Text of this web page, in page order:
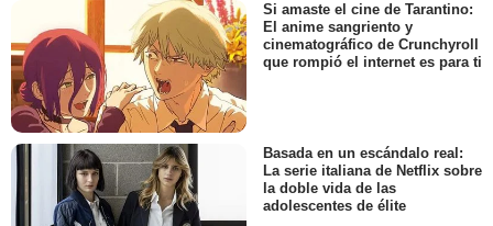
Si amaste el cine de Tarantino:
El anime sangriento y
cinematográfico de Crunchyroll
que rompió el internet es para ti
Basada en un escándalo real:
La serie italiana de Netflix sobre
la doble vida de las
adolescentes de élite